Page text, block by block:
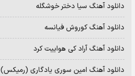
دانلود آهنگ سیا دختر خوشگله
دانلود آهنگ کوروش فیانسه
دانلود آهنگ آراد کی هواییت کرد
دانلود آهنگ امین سوری یادگاری (رمیکس)